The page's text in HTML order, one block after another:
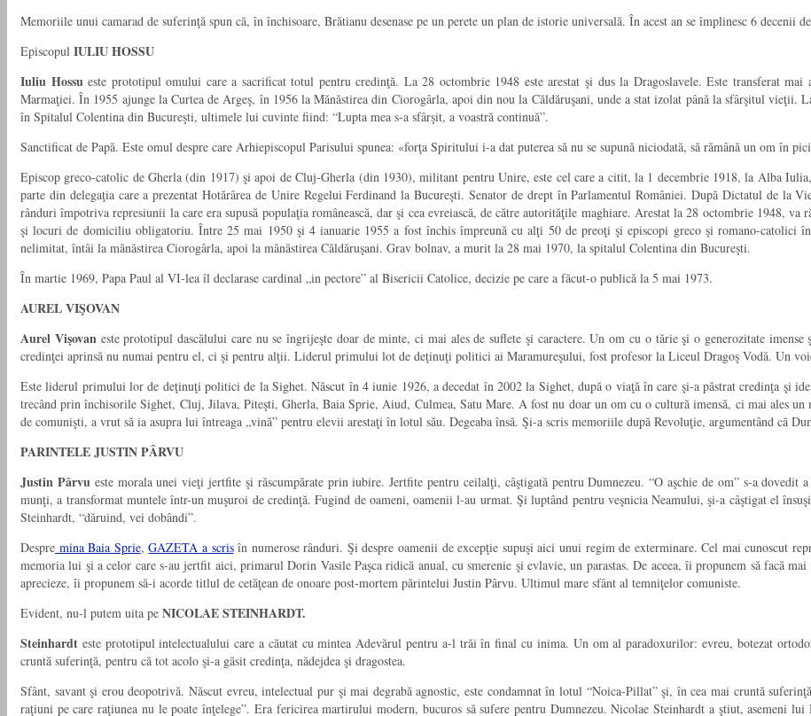
Memoriile unui camarad de suferinţă spun că, în închisoare, Brătianu desenase pe un perete un plan de istorie universală. În acest an se împlinesc 6 decenii
Episcopul IULIU HOSSU
Iuliu Hossueste prototipul omului care a sacrificat totul pentru credinţă. La 28 octombrie 1948 este arestat şi dus la Dragoslavele. Este transferat
Marmaţiei. În 1955 ajunge la Curtea de Argeş, în 1956 la Mănăstirea din Ciorogârla, apoi din nou la Căldăruşani, unde a stat izolat până la sfârşitul vieţii.
în Spitalul Colentina din Bucureşti, ultimele lui cuvinte fiind: “Lupta mea s-a sfârşit, a voastră continuă”.
Sanctificat de Papă. Este omul despre care Arhiepiscopul Parisului spunea: «forţa Spiritului i-a dat puterea să nu se supună niciodată, să rămână un om în
Episcop greco-catolic de Gherla (din 1917) şi apoi de Cluj-Gherla (din 1930), militant pentru Unire, este cel care a citit, la 1 decembrie 1918, la Alba
parte din delegaţia care a prezentat Hotărârea de Unire Regelui Ferdinand la Bucureşti. Senator de drept în Parlamentul României. După Dictatul de la
rânduri împotriva represiunii la care era supusă populaţia românească, dar şi cea evreiască, de către autorităţile maghiare. Arestat la 28 octombrie 1948,
şi locuri de domiciliu obligatoriu. Între 25 mai 1950 şi 4 ianuarie 1955 a fost închis împreună cu alţi 50 de preoţi şi episcopi greco şi romano-catolici
nelimitat, întâi la mănăstirea Ciorogârla, apoi la mănăstirea Căldăruşani. Grav bolnav, a murit la 28 mai 1970, la spitalul Colentina din Bucureşti.
În martie 1969, Papa Paul al VI-lea îl declarase cardinal „in pectore” al Bisericii Catolice, decizie pe care a făcut-o publică la 5 mai 1973.
AUREL VIŞOVAN
Aurel Vişovan este prototipul dascălului care nu se îngrijeşte doar de minte, ci mai ales de suflete şi caractere. Un om cu o tărie şi o generozitate
credinţei aprinsă nu numai pentru el, ci şi pentru alţii. Liderul primului lot de deţinuţi politici ai Maramureşului, fost profesor la Liceul Dragoş Vodă. Un
Este liderul primului lor de deţinuţi politici de la Sighet. Născut în 4 iunie 1926, a decedat în 2002 la Sighet, după o viaţă în care şi-a păstrat credinţa şi
trecând prin închisorile Sighet, Cluj, Jilava, Piteşti, Gherla, Baia Sprie, Aiud, Culmea, Satu Mare. A fost nu doar un om cu o cultură imensă, ci mai ales un
de comunişti, a vrut să ia asupra lui întreaga „vină” pentru elevii arestaţi în lotul său. Degeaba însă. Şi-a scris memoriile după Revoluţie, argumentând că
PARINTELE JUSTIN PÂRVU
Justin Pârvueste morala unei vieţi jertfite şi răscumpărate prin iubire. Jertfite pentru ceilalţi, câştigată pentru Dumnezeu. “O aşchie de om” s-a dovedit
munţi, a transformat muntele într-un muşuroi de credinţă. Fugind de oameni, oamenii l-au urmat. Şi luptând pentru veşnicia Neamului, şi-a câştigat el
Steinhardt, “dăruind, vei dobândi”.
Despre mina Baia Sprie,GAZETA a scrisîn numerose rânduri. Şi despre oamenii de excepţie supuşi aici unui regim de exterminare. Cel mai cunoscut
memoria lui şi a celor care s-au jertfit aici, primarul Dorin Vasile Paşca ridică anual, cu smerenie şi evlavie, un parastas. De aceea, îi propunem să facă
aprecieze, îi propunem să-i acorde titlul de cetăţean de onoare post-mortem părintelui Justin Pârvu. Ultimul mare sfânt al temniţelor comuniste.
Evident, nu-l putem uita pe NICOLAE STEINHARDT.
Steinhardt este prototipul intelectualului care a căutat cu mintea Adevărul pentru a-l trăi în final cu inima. Un om al paradoxurilor: evreu, botezat
cruntă suferinţă, pentru că tot acolo şi-a găsit credinţa, nădejdea şi dragostea.
Sfânt, savant şi erou deopotrivă. Născut evreu, intelectual pur şi mai degrabă agnostic, este condamnat în lotul “Noica-Pillat” şi, în cea mai cruntă
raţiuni pe care raţiunea nu le poate înţelege”. Era fericirea martirului modern, bucuros să sufere pentru Dumnezeu. Nicolae Steinhardt a ştiut, asemeni